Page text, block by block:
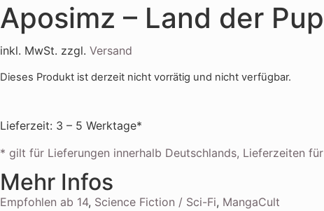
Aposimz – Land der
inkl. MwSt. zzgl. Versand
Dieses Produkt ist derzeit nicht vorrätig und nicht verfügbar.
Lieferzeit: 3 – 5 Werktage*
* gilt für Lieferungen innerhalb Deutschlands, Lieferzeiten
Mehr Infos
Empfohlen ab 14, Science Fiction / Sci-Fi, MangaCult